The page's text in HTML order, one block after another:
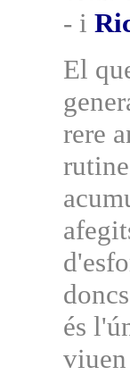
- i
El
rere
és